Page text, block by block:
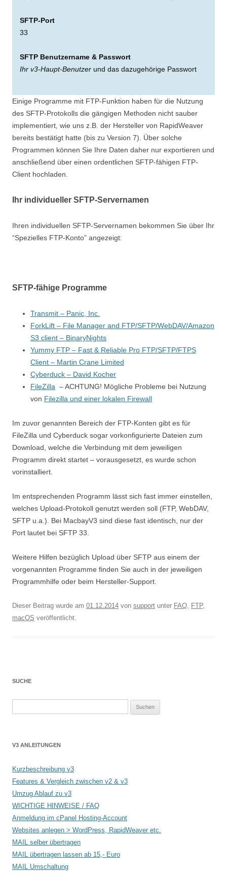
SFTP-Port
33
SFTP Benutzername & Passwort
Ihr v3-Haupt-Benutzer und das dazugehörige Passwort
Einige Programme mit FTP-Funktion haben für die Nutzung
des SFTP-Protokolls die gängigen Methoden nicht sauber
implementiert, wie uns z.B. der Hersteller von RapidWeaver
bereits bestätigt hatte (bis zu Version 7). Über solche
Programmen können Sie Ihre Daten daher nur exportieren und
anschließend über einen ordentlichen SFTP-fähigen FTP-
Client hochladen.
Ihr individueller SFTP-Servernamen
Ihren individuellen SFTP-Servernamen bekommen Sie über Ihr
“Spezielles FTP-Konto” angezeigt:
SFTP-fähige Programme
Transmit – Panic, Inc.
ForkLift – File Manager and FTP/SFTP/WebDAV/Amazon
S3 client – BinaryNights
Yummy FTP – Fast & Reliable Pro FTP/SFTP/FTPS
Client – Martin Crane Limited
Cyberduck – David Kocher
FileZilla – ACHTUNG! Mögliche Probleme bei Nutzung
von Filezilla und einer lokalen Firewall
Im zuvor genannten Bereich der FTP-Konten gibt es für
FileZilla und Cyberduck sogar vorkonfigurierte Dateien zum
Download, welche die Verbindung mit dem jeweiligen
Programm direkt startet – vorausgesetzt, es wurde schon
vorinstalliert.
Im entsprechenden Programm lässt sich fast immer einstellen,
welches Upload-Protokoll genutzt werden soll (FTP, WebDAV,
SFTP u.a.). Bei MacbayV3 sind diese fast identisch, nur der
Port lautet bei SFTP 33.
Weitere Hilfen bezüglich Upload über SFTP aus einem der
vorgenannten Programme finden Sie auch in der jeweiligen
Programmhilfe oder beim Hersteller-Support.
Dieser Beitrag wurde am 01.12.2014 von support unter FAQ, FTP,
macOS veröffentlicht.
SUCHE
V3 ANLEITUNGEN
Kurzbeschreibung v3
Features & Vergleich zwischen v2 & v3
Umzug Ablauf zu v3
WICHTIGE HINWEISE / FAQ
Anmeldung im cPanel Hosting-Account
Websites anlegen > WordPress, RapidWeaver etc.
MAIL selber übertragen
MAIL übertragen lassen ab 15,- Euro
MAIL Umschaltung